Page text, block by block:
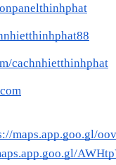
cachnhietthinhphat
maps.app.goo.gl/